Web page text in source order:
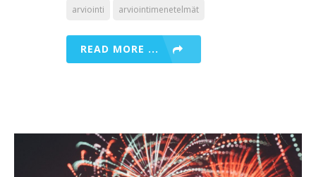
arviointi arviointimenetelmät
READ MORE ...